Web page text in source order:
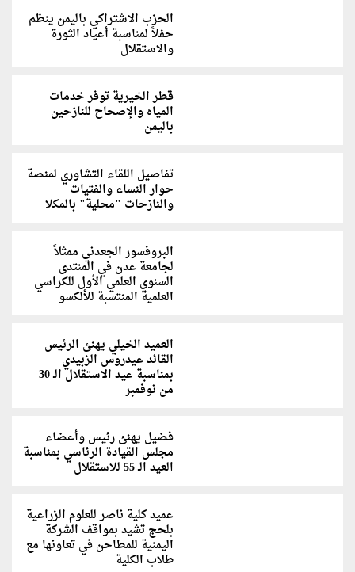
الحزب الاشتراكي باليمن ينظم
حفلاً لمناسبة أعياد الثورة
والاستقلال
قطر الخيرية توفر خدمات
المياه والإصحاح للنازحين
باليمن
تفاصيل اللقاء التشاوري لمنصة
حوار النساء والفتيات
والنازحات "محلية" بالمكلا
البروفسور الجعدني ممثلاً
لجامعة عدن في المنتدى
السنوي العلمي الأول للكراسي
العلمية المنتسبة للألكسو
العميد الخيلي يهنئ الرئيس
القائد عيدروس الزبيدي
بمناسبة عيد الاستقلال الـ 30
من نوفمبر
فضيل يهنئ رئيس وأعضاء
مجلس القيادة الرئاسي بمناسبة
العيد الـ 55 للاستقلال
عميد كلية ناصر للعلوم الزراعية
بلحج تشيد بمواقف الشركة
اليمنية للمطاحن في تعاونها مع
طلاب الكلية